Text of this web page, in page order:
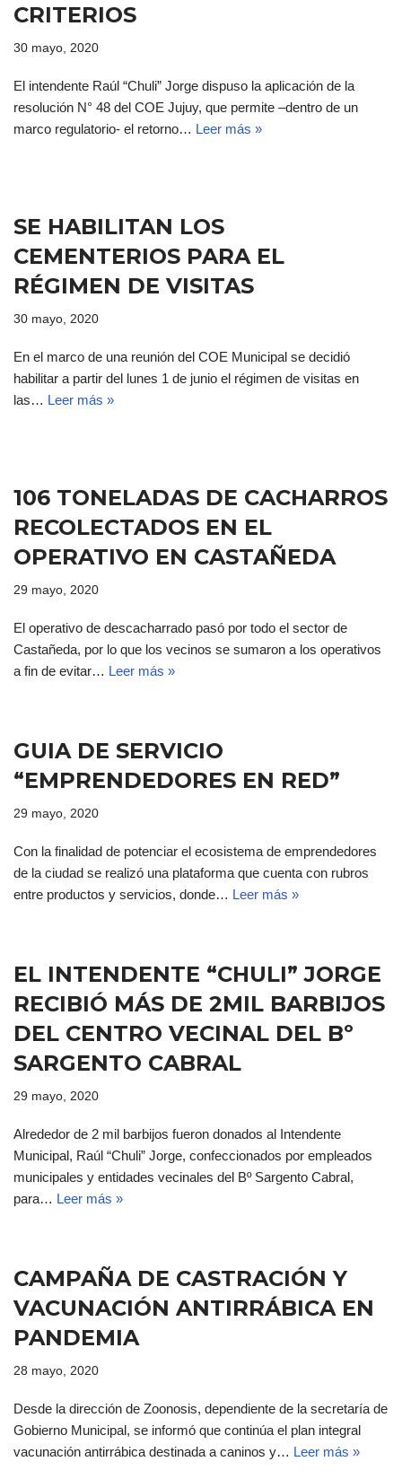
CRITERIOS
30 mayo, 2020
El intendente Raúl “Chuli” Jorge dispuso la aplicación de la
resolución N° 48 del COE Jujuy, que permite –dentro de un
marco regulatorio- el retorno… Leer más »
SE HABILITAN LOS
CEMENTERIOS PARA EL
RÉGIMEN DE VISITAS
30 mayo, 2020
En el marco de una reunión del COE Municipal se decidió
habilitar a partir del lunes 1 de junio el régimen de visitas en
las… Leer más »
106 TONELADAS DE CACHARROS
RECOLECTADOS EN EL
OPERATIVO EN CASTAÑEDA
29 mayo, 2020
El operativo de descacharrado pasó por todo el sector de
Castañeda, por lo que los vecinos se sumaron a los operativos
a fin de evitar… Leer más »
GUIA DE SERVICIO
“EMPRENDEDORES EN RED”
29 mayo, 2020
Con la finalidad de potenciar el ecosistema de emprendedores
de la ciudad se realizó una plataforma que cuenta con rubros
entre productos y servicios, donde… Leer más »
EL INTENDENTE “CHULI” JORGE
RECIBIÓ MÁS DE 2MIL BARBIJOS
DEL CENTRO VECINAL DEL Bº
SARGENTO CABRAL
29 mayo, 2020
Alrededor de 2 mil barbijos fueron donados al Intendente
Municipal, Raúl “Chuli” Jorge, confeccionados por empleados
municipales y entidades vecinales del Bº Sargento Cabral,
para… Leer más »
CAMPAÑA DE CASTRACIÓN Y
VACUNACIÓN ANTIRRÁBICA EN
PANDEMIA
28 mayo, 2020
Desde la dirección de Zoonosis, dependiente de la secretaría de
Gobierno Municipal, se informó que continúa el plan integral
vacunación antirrábica destinada a caninos y… Leer más »